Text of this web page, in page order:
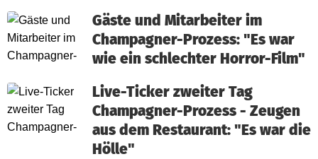
Gäste und Mitarbeiter im
Champagner-Prozess: "Es war
wie ein schlechter Horror-Film"
Live-Ticker zweiter Tag
Champagner-Prozess - Zeugen
aus dem Restaurant: "Es war die
Hölle"